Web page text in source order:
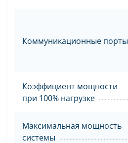
Коммуникационные порты
Коэффициент мощности
при 100% нагрузке
Максимальная мощность
системы